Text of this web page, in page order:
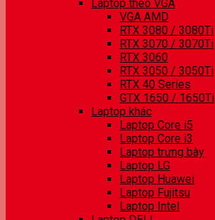
Laptop theo VGA
VGA AMD
RTX 3080 / 3080Ti
RTX 3070 / 3070Ti
RTX 3060
RTX 3050 / 3050Ti
RTX 40 Series
GTX 1650 / 1650Ti
Laptop khác
Laptop Core i5
Laptop Core i3
Laptop trưng bày
Laptop LG
Laptop Huawei
Laptop Fujitsu
Laptop Intel